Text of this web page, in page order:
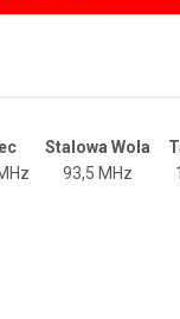
Stalowa Wola
93,5 MHz